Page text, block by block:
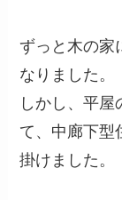
ずっと木の家
なりました。
しかし、平
て、中廊下型
掛けました。